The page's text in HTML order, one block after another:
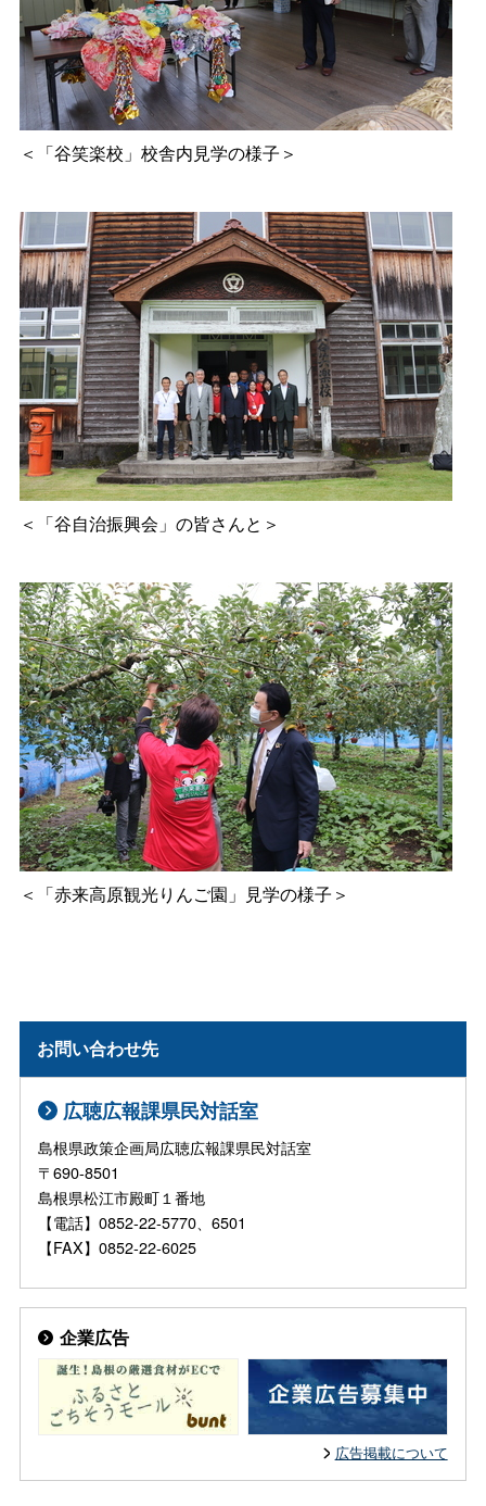
＜ 「谷笑楽校」校舎内見学の様子 ＞
＜ 「谷自治振興会」の皆さんと ＞
＜ 「赤来高原観光りんご園」見学の様子 ＞
お問い合わせ先
広聴広報課県民対話室
島根県政策企画局広聴広報課県民対話室
〒690-8501
島根県松江市殿町１番地
【電話】0852-22-5770、6501
【FAX】0852-22-6025
企業広告
広告掲載について